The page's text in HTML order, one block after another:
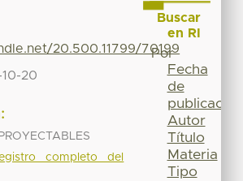
20.500.11799/70199
20
completo del
Buscar
en RI
Por
Fecha
de
publicación
Autor
Título
Materia
Tipo